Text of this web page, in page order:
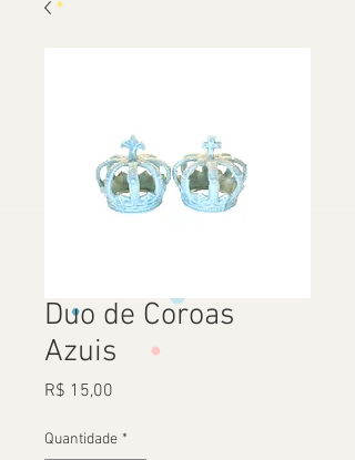
Duo de Coroas
Azuis
R$ 15,00
Quantidade *